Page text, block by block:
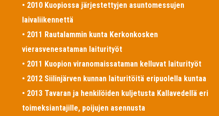
• 2010 Kuopiossa järjestettyjen asuntomessujen
laivaliikennettä
• 2011 Rautalammin kunta Kerkonkosken
vierasvenesataman laiturityöt
• 2011 Kuopion viranomaissataman kelluvat laiturityöt
• 2012 Siilinjärven kunnan laituritöitä eripuolella kuntaa
• 2013 Tavaran ja henkilöiden kuljetusta Kallavedellä eri
toimeksiantajille, poijujen asennusta